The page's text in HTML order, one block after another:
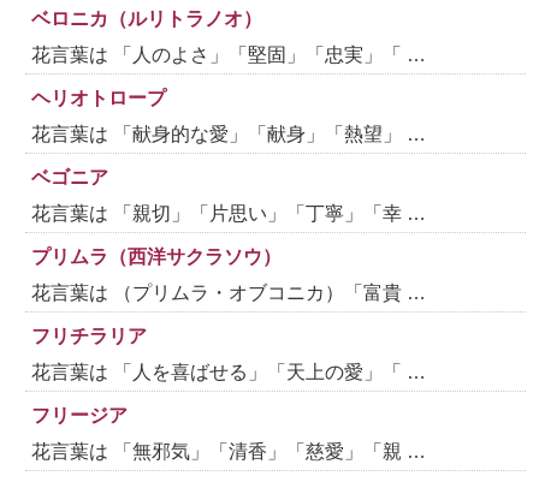
ベロニカ（ルリトラノオ）
花言葉は 「人のよさ」「堅固」「忠実」「 …
ヘリオトロープ
花言葉は 「献身的な愛」「献身」「熱望」 …
ベゴニア
花言葉は 「親切」「片思い」「丁寧」「幸 …
プリムラ（西洋サクラソウ）
花言葉は （プリムラ・オブコニカ）「富貴 …
フリチラリア
花言葉は 「人を喜ばせる」「天上の愛」「 …
フリージア
花言葉は 「無邪気」「清香」「慈愛」「親 …